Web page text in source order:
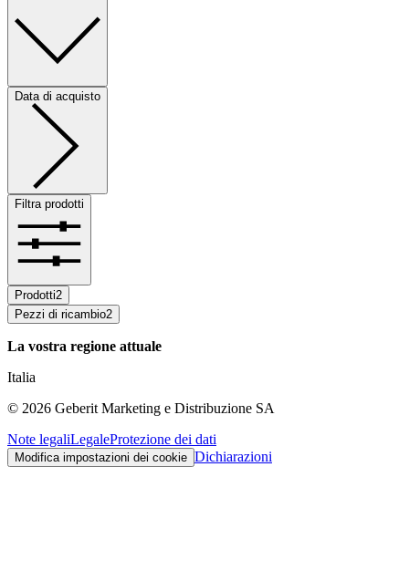
Data di acquisto
Filtra prodotti
Prodotti2
Pezzi di ricambio2
La vostra regione attuale
Italia
© 2026 Geberit Marketing e Distribuzione SA
Note legaliLegaleProtezione dei dati
Modifica impostazioni dei cookie Dichiarazioni